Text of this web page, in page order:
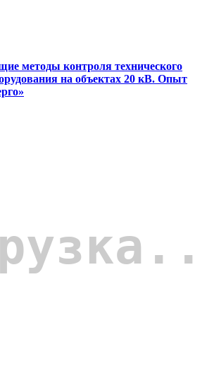
методы контроля технического
на объектах 20 кВ. Опыт